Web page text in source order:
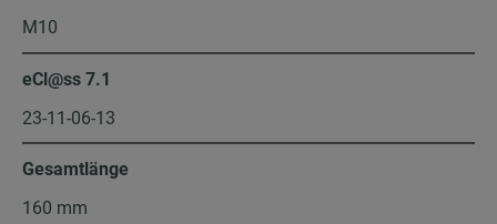
M10
eCl@ss 7.1
23-11-06-13
Gesamtlänge
160 mm